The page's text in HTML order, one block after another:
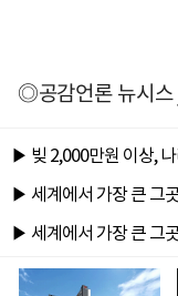
◎공감언론 뉴시스